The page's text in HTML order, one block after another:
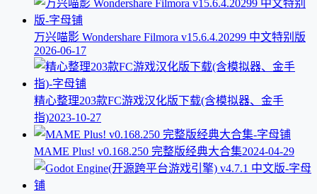
万兴喵影 Wondershare Filmora v15.6.4.20299 中文特别版
2026-06-17
精心整理203款FC游戏汉化版下载(含模拟器、金手
指)2023-10-27
MAME Plus! v0.168.250 完整版经典大合集2024-04-29